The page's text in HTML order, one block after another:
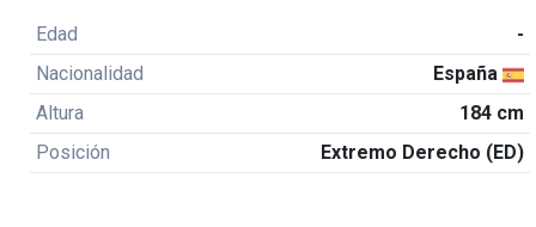
Edad
-
Nacionalidad
España
Altura
184 cm
Posición
Extremo Derecho (ED)